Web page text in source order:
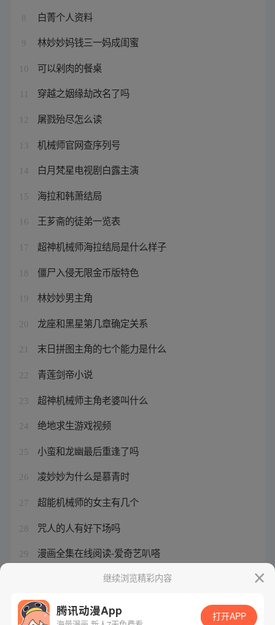
8 白菁个人资料
9 林妙妙妈钱三一妈成闺蜜
10 可以剁肉的餐桌
穿越之姻缘劫改名了吗
12 屠戮殆尽怎么读
13 机械师官网查序列号
14 白月梵星电视剧白露主演
15 海拉和韩萧结局
16 王芗斋的徒弟一览表
17 超神机械师海拉结局是什么样子
18 僵尸入侵无限金币版特色
19 林妙妙男主角
20 龙座和黑星第几章确定关系
21 末日拼图主角的七个能力是什么
22 青莲剑帝小说
23 超神机械师主角老婆叫什么
24 绝地求生游戏视频
25 小蛮和龙幽最后重逢了吗
26 凌妙妙为什么是慕青时
27 超能机械师的女主有几个
28 咒人的人有好下场吗
29 漫画全集在线阅读-爱奇艺叭嗒
超神机械师多少万字继续浏览精彩内容
腾讯动漫App 打开APP